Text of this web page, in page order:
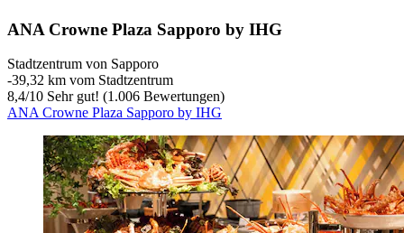
ANA Crowne Plaza Sapporo by IHG
Stadtzentrum von Sapporo
‐39,32 km vom Stadtzentrum
8,4/10 Sehr gut! (1.006 Bewertungen)
ANA Crowne Plaza Sapporo by IHG